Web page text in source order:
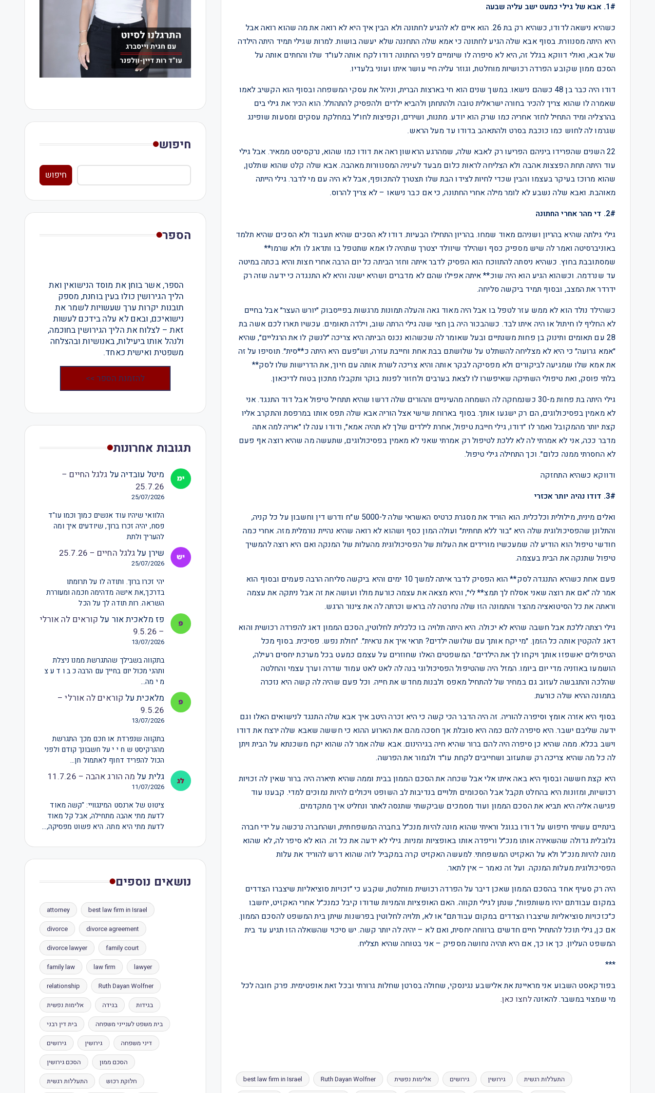
1#. אבא של גילי כמעט ישב עליה שבעה
כשהיא נישאה לדודו, כשהיא רק בת 26. הוא איים לא להגיע לחתונה ולא הבין איך היא לא רואה את מה שהוא רואה אבל
היא היתה מסנוורת. בסוף אבא שלה הגיע לחתונה כי אמא שלה התחננה שלא יעשה בושות. למרות שגילי תמיד היתה הילדה
של אבא, ואולי דווקא בגלל זה, היא לא סיפרה לו שיומיים לפני החתונה דודו לקח אותה לעו״ד שלו והחתים אותה על
הסכם ממון שקובע הפרדה רכושיות מוחלטת, וגוזר עליה חיי עושר איתו ועוני בלעדיו.
דודו היה כבר בן 48 כשהם נישאו. במשך שנים הוא חי בארצות הברית, וניהל את עסקי המשפחה ובסוף הוא הקשיב לאמו
שאמרה לו שהוא צריך להכיר בחורה ישראלית טובה ולהתחתן ולהביא ילדים ולהפסיק להתהולל. הוא הכיר את גילי בים
בהרצליה ומיד התחיל לחזר אחריה כמו שרק הוא יודע. מתנות, ושירים, וקפיצות לחו״ל במחלקת עסקים ומסעות שופינג
שגרמו לה לחוש כמו כוכבת בסרט ולהתאהב בדודו עד מעל הראש.
22 השנים שהפרידו ביניהם הפריעו רק לאבא שלה, שמהרגע הראשון ראה את דודו כמו שהוא, נרקסיסט ממאיר. אבל גילי
עוד היתה תחת הפצצות אהבה ולא הצליחה לראות כלום מבעד לעיניה המסנוורות מאהבה. אבא שלה קלט שהוא שתלטן,
שהוא מרוכז בעיקר בעצמו והבין שכדי לחיות לצידו הבת שלו תצטרך להתכופף, אבל לא היה עם מי לדבר. גילי הייתה
מאוהבת. ואבא שלה נשבע לא לומר מילה אחרי החתונה, כי אם כבר נישאו – לא צריך להרוס.
2#. די מהר אחרי החתונה
גילי גילתה שהיא בהריון ושניהם מאוד שמחו. בהריון התחילו הבעיות. דודו לא הסכים שהיא תעבוד ולא הסכים שהיא תלמד
באוניברסיטה ואמר לה שיש מספיק כסף ושהילד שיוולד יצטרך שתהיה לו אמא שתטפל בו ותדאג לו ולא שרמו**
שמסתובבת בחוץ. כשהיא ניסתה להתווכח הוא הפסיק לדבר איתה וחזר הביתה כל יום הרבה אחרי חצות והיא בכתה במיטה
עד שנרדמה. וכשהוא הגיע הוא היה שוכ** איתה אפילו שהם לא מדברים ושהיא ישנה והיא לא התנגדה כי ידעה שזה רק
ידרדר את המצב, ובסוף תמיד ביקשה סליחה.
כשהילד נולד הוא לא ממש עזר לטפל בו אבל היה מאוד גאה והעלה תמונות מרגשות בפייסבוק ״יורש העצר״ אבל בחיים
לא החליף לו חיתול או היה איתו לבד. כשהבכור היה בן חצי שנה גילי הרתה שוב, וילדה תאומים. עכשיו תארו לכם אשה בת
28 עם תאומים ותינוק בן פחות משנתיים ובעל שאומר לה שכשהוא נכנס הביתה היא צריכה ״לנשק לו את הרגליים״, שהיא
״אמא גרועה״ כי היא לא מצליחה להשתלט על שלושתם בבת אחת וחייבת עזרה, וש״פעם היא היתה כ**סית״. תוסיפו על זה
את אמא שלו שמגיעה לביקורים ולא מפסיקה לבקר אותה והיא צריכה לשרת אותה עם חיוך, את הדרישות שלו לסק**
בלתי פוסק, ואת טיפולי השתיקה שאיפשרו לו לצאת בערבים ולחזור לפנות בוקר ותקבלו מתכון בטוח לדיכאון.
גילי היתה בת פחות מ-30 כשנמחקה לה השמחה מהעיניים וההורים שלה דרשו שהיא תתחיל טיפול אבל דוד התנגד. אני
לא מאמין בפסיכולוגים, הם רק ישגעו אותך. בסוף בארוחת שישי אצל הוריה אבא שלה תפס אותו במרפסת והתקרב אליו
קצת יותר מהמקובל ואמר לו ״דודו, גילי חייבת טיפול, אחרת לילדים שלך לא תהיה אמא״, ודודו ענה לו ״אריה למה אתה
מדבר ככה, אני לא אמרתי לה לא ללכת לטיפול רק אמרתי שאני לא מאמין בפסיכולוגים, שתעשה מה שהיא רוצה אף פעם
לא החסרתי ממנה כלום״. וכך התחילה גילי טיפול.
ודווקא כשהיא התחזקה
3#. דודו נהיה יותר אכזרי
ואלים מינית, מילולית וכלכלית. הוא הוריד את מסגרת כרטיס האשראי שלה ל-5000 ש״ח ודרש דין וחשבון על כל קניה,
והתלונן שהפסיכולוגית שלה היא ״בור ללא תחתית״ ועולה המון כסף ושהוא לא רואה שהיא נהיית נורמלית מזה. אחרי כמה
חודשי טיפול הוא הודיע לה שמעכשיו מורידים את העלות של הפסיכולוגית מהעלות של המנקה ואם היא רוצה להמשיך
טיפול שתנקה את הבית בעצמה.
פעם אחת כשהיא התנגדה לסק** הוא הפסיק לדבר איתה למשך 10 ימים והיא ביקשה סליחה הרבה פעמים ובסוף הוא
אמר לה ״אם את רוצה שאני אסלח לך תמצ** לי״, והיא מצאה את עצמה כורעת מולו ועושה את זה אבל ניתקה את עצמה
וראתה את כל הסיטואציה מהצד והתמונה הזו שלה נחרטה לה בראש וכרתה לה את צינור הרגש.
גילי רצתה ללכת אבל חשבה שהיא לא יכולה. היא היתה תלויה בו כלכלית לחלוטין, הסכם הממון דאג להפרדה רכושית והוא
דאג להקטין אותה כל הזמן. ״מי יקח אותך עם שלושה ילדים? תראי איך את נראית״. ״חולת נפש. פסיכית. בסוף מכל
הטיפולים יאשפזו אותך ויקחו לך את הילדים״. המשפטים האלו שחוזרים על עצמם כמעט בכל מערכת יחסים רעילה,
הושמעו באוזניה מדי יום ביומו. המזל היה שהטיפול הפסיכולוגי בנה לה לאט לאט עמוד שדרה וערך עצמי והחלטה
שהלכה והתגבשה לעזוב גם במחיר של להתחיל מאפס ולבנות מחדש את חייה. וכל פעם שהיה לה קשה היא נזכרה
בתמונה ההיא שלה כורעת.
בסוף היא אזרה אומץ וסיפרה להוריה. זה היה הדבר הכי קשה כי היא זכרה היטב איך אבא שלה התנגד לנישואים האלו וגם
ידעה שליבם ישבר. היא סיפרה להם כמה היא סובלת אך חסכה מהם את הארוע ההוא כי חששה שאבא שלה ירצח את דודו
וישב בכלא. ממה שהיא כן סיפרה היה להם ברור שהיא חיה בגיהינום. אבא שלה אמר לה שהוא יקח משכנתא על הבית ויתן
לה כל מה שהיא צריכה רק שתעזוב ושחייבים לקחת עו״ד ולגמור את הפרשה.
היא קצת חששה ובסוף היא באה איתו אלי אבל שכחה את הסכם הממון בבית וממה שהיא תיארה היה ברור שאין לה זכויות
רכושיות, ומזונות היא בהחלט תקבל אבל הסכומים תלויים בנדיבות לב השופט ויכולים להיות נמוכים למדי. קבענו עוד
פגישה אליה היא תביא את הסכם הממון ועוד מסמכים שביקשתי שתנסה לאתר ונחליט איך מתקדמים.
בינתיים עשיתי חיפוש על דודו בגוגל וראיתי שהוא מונה להיות מנכ״ל בחברה המשפחתית, ושהחברה נרכשה על ידי חברה
גלובלית גדולה שהשאירה אותו מנכ״ל וריפדה אותו באופציות ומניות. גילי לא ידעה את כל זה. הוא לא סיפר לה, לא שהוא
מונה להיות מנכ״ל ולא על האקזיט המשפחתי. למעשה האקזיט קרה במקביל לזה שהוא דרש להוריד את עלות
הפסיכולוגית מעלות המנקה. ועל זה נאמר – אין לתאר.
היה רק סעיף אחד בהסכם הממון שאכן דיבר על הפרדה רכושית מוחלטת, שקבע כי ״זכויות סוציאליות שיצברו הצדדים
במקום עבודתם יהיו משותפות״, שנתן לגילי תקווה. האם האופציות והמניות שדודו קיבל כמנכ״ל אחרי האקזיט, יחשבו
כ״כזכויות סוציאליות שיצברו הצדדים במקום עבודתם״ או לא, תלויה לחלוטין בפרשנות שיתן בית המשפט להסכם הממון.
אם כן, גילי תוכל להתחיל חיים חדשים ברווחה יחסית, ואם לא – יהיה לה יותר קשה. יש סיכוי שהשאלה הזו תגיע עד בית
המשפט העליון. כך או כך, אם היא תהיה נחושה מספיק – אני בטוחה שהיא תצליח.
***
בפודקאסט השבוע אני מראיינת את אלישבע נגינסקי, שחולה בסרטן שחלות גרורתי ובכל זאת אופטימית. פרק חובה לכל
מי שמצוי במשבר. להאזנהלחצו כאן.
best law firm in Israel Ruth Dayan Wolfner אלימות נפשית גירושים גירושין התעללות רגשית
חיפוש
חיפוש
הספר
הספר, אשר בוחן את מוסד הנישואין ואת
הליך הגירושין כולו בעין בוחנת, מספק
תובנות יקרות ערך שעשויות לשמר את
נישואיכם, ובאם לא עלה בידכם לעשות
זאת – לצלוח את הליך הגירושין בחוכמה,
ולנהל אותו ביעילות, באנושיות ובהצלחה
משפטית ואישית כאחד.
להזמנת הספר >>
תגובות אחרונות
מיטל עובדיה על גלגל החיים –
25.7.26
25/07/2026
הלוואי שיהיו עוד אנשים כמוך וכמו עו"ד
פסח, יהיה זכרו ברוך, שיודעים איך ומה
להעריך ולתת
שירן על גלגל החיים – 25.7.26
25/07/2026
יהי זכרו ברוך. ותודה לו על תרומתו
בדרכך,את אישה מדהימה חכמה ומעוררת
השראה. רות תודה לך על הכל
פז מלאכית אור על קוראים לה אורלי
– 9.5.26
13/07/2026
בתקווה בשבילך שהתגרשת ממנו ניצלת
ותהני מכול יום בחייך עם הרבה כ ב ו ד ע צ
מ י מה…
מלאכיתעל קוראים לה אורלי –
9.5.26
13/07/2026
בתקווה שנפרדת או חכם מכך התגרשת
מהנרקיסט ש ח י י על חשבונך קודם ולפני
הכול להפריד דחוף לאתמול חן…
גלית על מה הורג אהבה – 11.7.26
11/07/2026
ציטוט של ארנסט המינגוויי: "קשה מאוד
לדעת מתי אהבה מתחילה, אבל קל מאוד
לדעת מתי היא מתה. היא פשוט מפסיקה,…
נושאים נוספים
attorney best law firm in Israel
divorce divorce agreement
divorce lawyer family court
family law law firm lawyer
relationship Ruth Dayan Wolfner
אלימות נפשית בגידה בגידות
בית דין רבני בית משפט לענייני משפחה
גירושים גירושין דיני משפחה
הסכם גירושין הסכם ממון
התעללות רגשית חלוקת רכוש